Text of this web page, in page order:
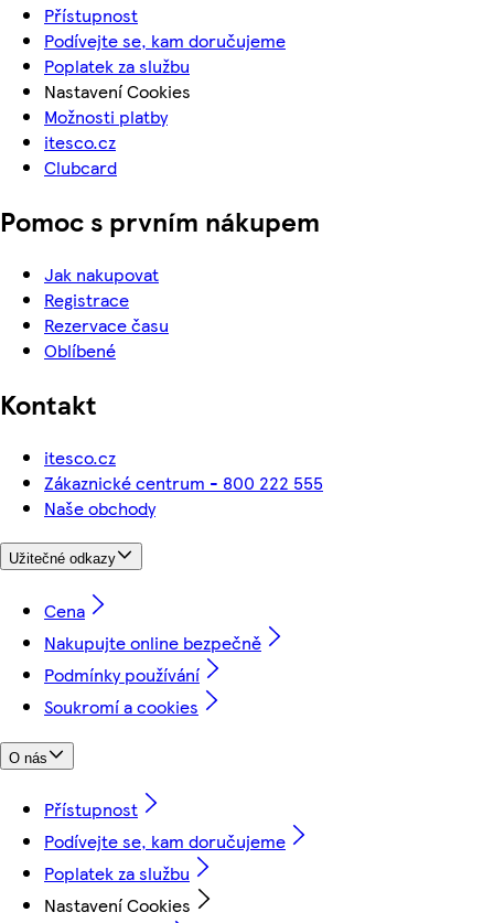
Přístupnost
Podívejte se, kam doručujeme
Poplatek za službu
Nastavení Cookies
Možnosti platby
itesco.cz
Clubcard
Pomoc s prvním nákupem
Jak nakupovat
Registrace
Rezervace času
Oblíbené
Kontakt
itesco.cz
Zákaznické centrum - 800 222 555
Naše obchody
Užitečné odkazy
Cena
Nakupujte online bezpečně
Podmínky používání
Soukromí a cookies
O nás
Přístupnost
Podívejte se, kam doručujeme
Poplatek za službu
Nastavení Cookies